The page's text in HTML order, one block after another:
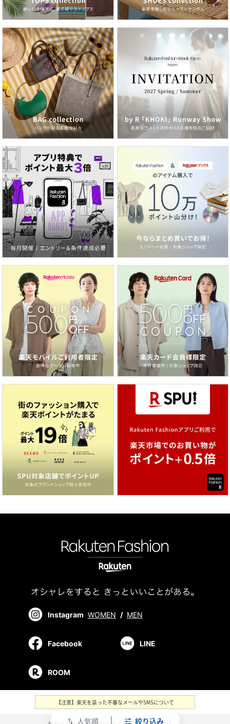
swap_vert 人気順 絞り込み
Instagram WOMEN / MEN
Facebook LINE
ROOM
【注意】楽天を装った不審なメールやSMSについて